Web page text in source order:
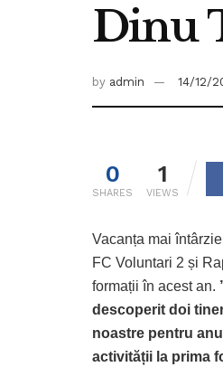
Dinu
by admin 14/12/
0
SHARES
1
VIEWS
Vacanța mai
FC Voluntari 2 și
formații în acest an.
descoperit doi
noastre pentru
activității la prima